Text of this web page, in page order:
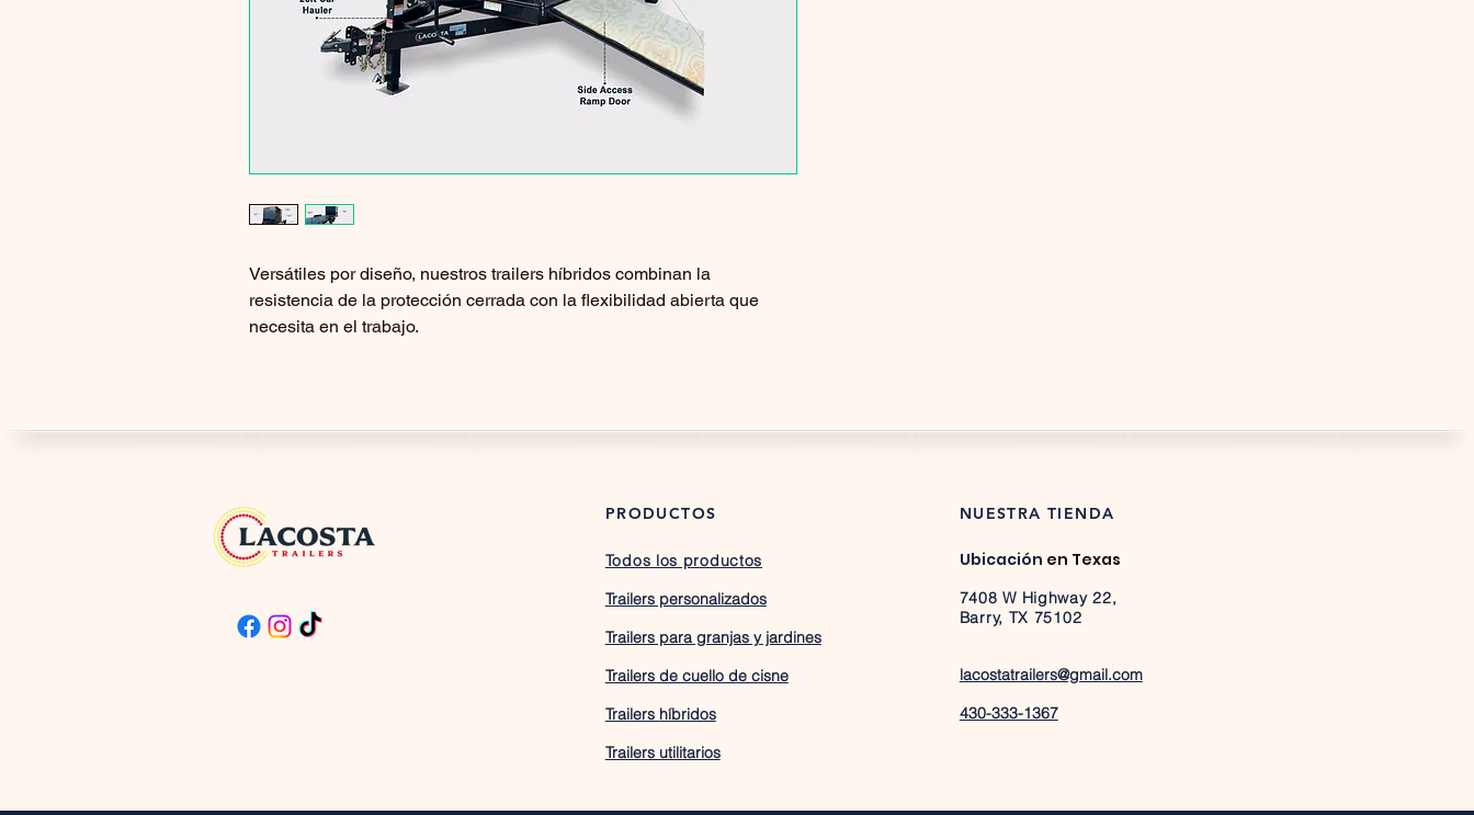
Versátiles por diseño, nuestros trailers híbridos combinan la
resistencia de la protección cerrada con la flexibilidad abierta que
necesita en el trabajo.
PRODUCTOS
Todos los productos
Trailers personalizados
Trailers para granjas y jardines
Trailers de cuello de cisne
Trailers híbridos
Trailers utilitarios
NUESTRA TIENDA
Ubicación en Texas
7408 W Highway 22,
Barry, TX 75102
lacostatrailers@gmail.com
430-333-1367